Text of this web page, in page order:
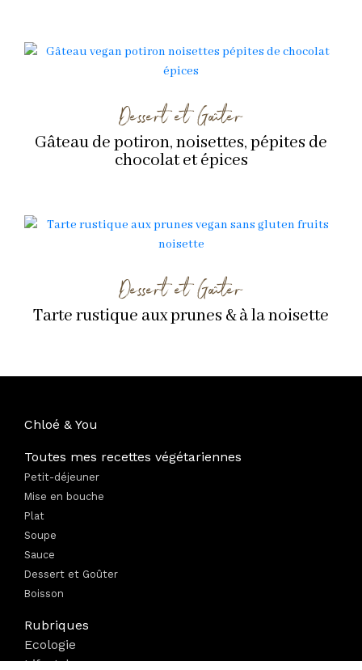
Dessert et Goûter
Gâteau de potiron, noisettes, pépites de
chocolat et épices
Dessert et Goûter
Tarte rustique aux prunes & à la noisette
Chloé & You
Toutes mes recettes végétariennes
Petit-déjeuner
Mise en bouche
Plat
Soupe
Sauce
Dessert et Goûter
Boisson
Rubriques
Ecologie
Lifestyle